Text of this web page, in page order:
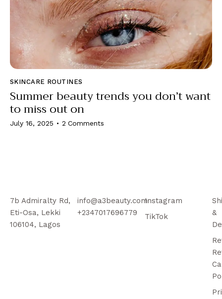
SKINCARE ROUTINES
Summer beauty trends you don’t want
to miss out on
July 16, 2025 2 Comments
7b Admiralty Rd,
Eti-Osa, Lekki
106104, Lagos
info@a3beauty.com
+2347017696779
Instagram
TikTok
&